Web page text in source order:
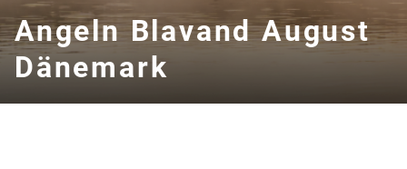
Angeln Blavand August
Dänemark